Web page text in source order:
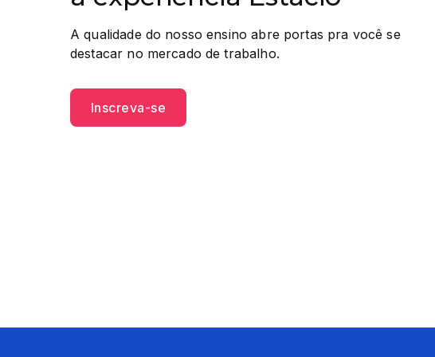
A qualidade do nosso ensino abre portas pra você se
destacar no mercado de trabalho.
Inscreva-se